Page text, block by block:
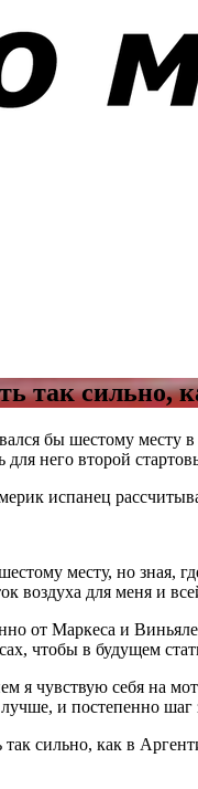
так сильно,
бы шестому
для него второй
испанец
месту, но зная,
воздуха для меня и
от Маркеса и
чтобы в будущем
я чувствую себя на
и постепенно шаг
так сильно, как в